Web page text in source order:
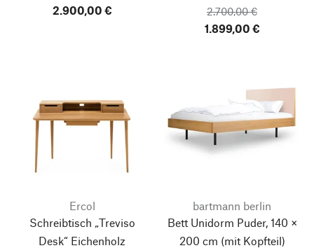
2.900,00 € 2.700,00 €
1.899,00 €
Ercol
Schreibtisch „Treviso
Desk“ Eichenholz
bartmann berlin
Bett Unidorm Puder, 140 ×
200 cm (mit Kopfteil)